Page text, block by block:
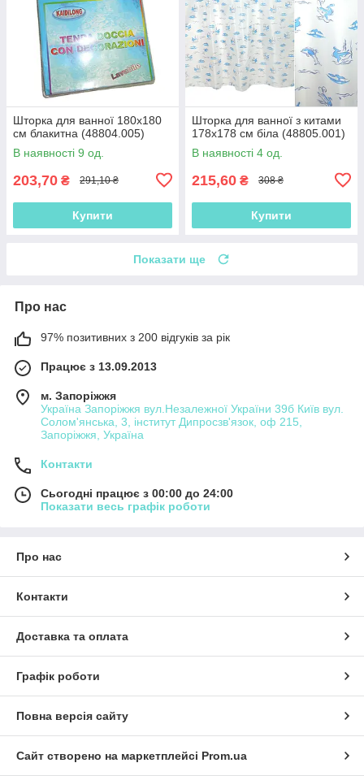
Шторка для ванної 180х180
см блакитна (48804.005)
В наявності 9 од.
203,70 ₴ 291,10 ₴
Купити
Шторка для ванної з китами
178х178 см біла (48805.001)
В наявності 4 од.
215,60 ₴ 308 ₴
Купити
Показати ще
Про нас
97% позитивних з 200 відгуків за рік
Працює з 13.09.2013
м. Запоріжжя
Україна Запоріжжя вул.Незалежної України 39б Київ вул.
Солом'янська, 3, інститут Дипросзв'язок, оф 215,
Запоріжжя, Україна
Контакти
Сьогодні працює з 00:00 до 24:00
Показати весь графік роботи
Про нас
Контакти
Доставка та оплата
Графік роботи
Повна версія сайту
Сайт створено на маркетплейсі Prom.ua